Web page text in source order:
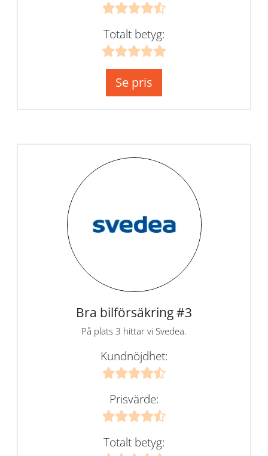
Totalt betyg:
Se pris
Bra bilförsäkring #3
På plats 3 hittar vi Svedea.
Kundnöjdhet:
Prisvärde:
Totalt betyg: